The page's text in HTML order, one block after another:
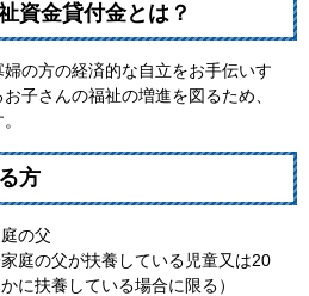
資金貸付金とは？
の方の経済的な自立をお手伝いす
子さんの福祉の増進を図るため、
方
の父
庭の父が扶養している児童又は20
に扶養している場合に限る）